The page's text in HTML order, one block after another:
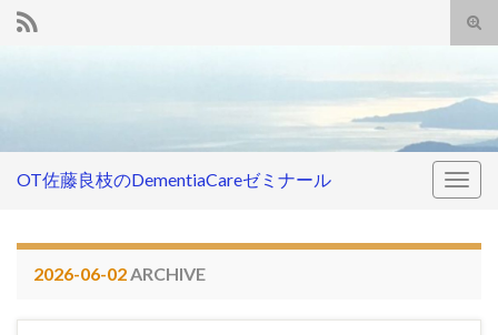
OT佐藤良枝のDementiaCareゼミナール
2026-06-02 ARCHIVE